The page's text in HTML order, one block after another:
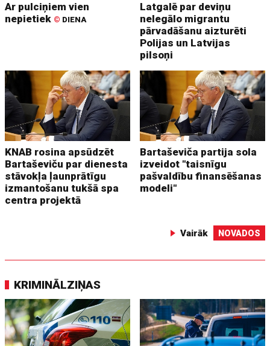
Ar pulciņiem vien
nepietiek © DIENA
Latgalē par deviņu
nelegālo migrantu
pārvadāšanu aizturēti
Polijas un Latvijas
pilsoņi
KNAB rosina apsūdzēt
Bartaševiču par dienesta
stāvokļa ļaunprātīgu
izmantošanu tukšā spa
centra projektā
Bartaševiča partija sola
izveidot "taisnīgu
pašvaldību finansēšanas
modeli"
Vairāk NOVADOS
KRIMINĀLZIŅAS